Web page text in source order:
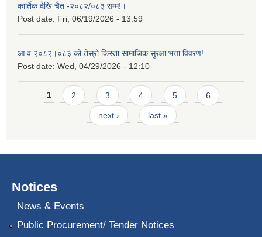
कार्तिक देखि चैत -२०८२/०८३ सम्म!।
Post date: Fri, 06/19/2026 - 13:59
आ.व.२०८२।०८३ को तेस्रो किस्ता सामाजिक सुरक्षा भत्ता विवरण!
Post date: Wed, 04/29/2026 - 12:10
Pages
1 2 3 4 5 6
next › last »
Notices
News & Events
Public Procurement/ Tender Notices